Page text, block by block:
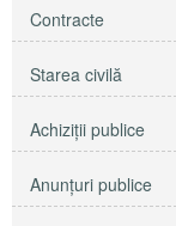
Contracte
Starea civilă
Achiziţii publice
Anunţuri publice